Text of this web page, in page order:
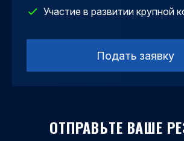
Участие в развитии крупной
Подать заявку
ОТПРАВЬТЕ ВАШЕ